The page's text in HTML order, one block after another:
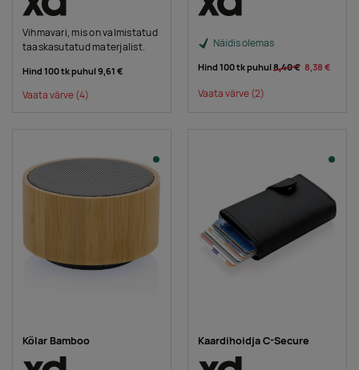
Vihmavari, mis on valmistatud
taaskasutatud materjalist.
Hind 100 tk puhul9,61 €
Vaata värve(4)
Näidis olemas
Hind 100 tk puhul8,40 € 8,38 €
Vaata värve(2)
Kõlar Bamboo Kaardihoidja C-Secure